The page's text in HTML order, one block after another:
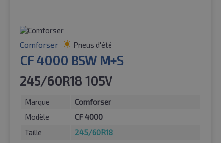
Comforser Pneus d'été
CF 4000 BSW M+S
245/60R18 105V
Marque
Comforser
Modèle
CF 4000
Taille
245/60R18